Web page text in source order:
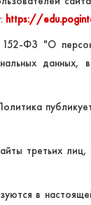
https://
ФЗ "О
данных,
третьих
в